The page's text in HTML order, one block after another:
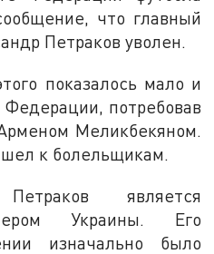
что главный
Петраков уволен.
показалось мало и
потребовав
Меликбекяном.
к болельщикам.
является
Украины. Его
изначально было